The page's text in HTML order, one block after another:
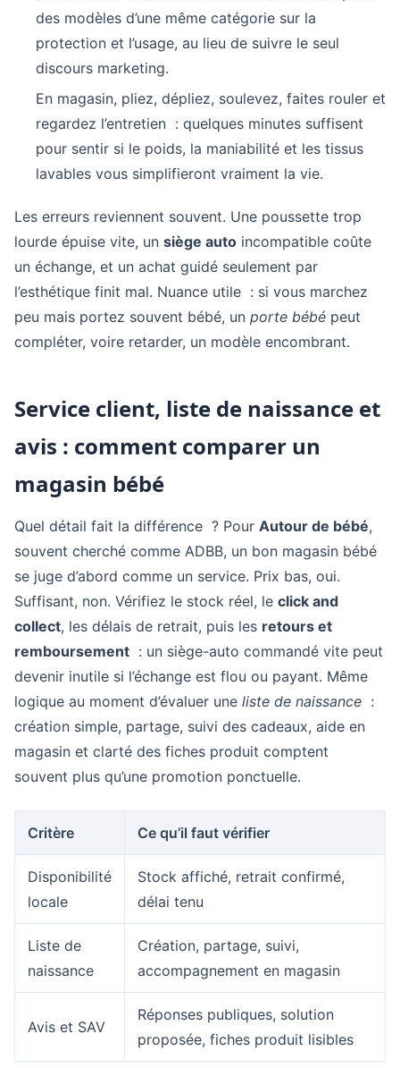
des modèles d’une même catégorie sur la
protection et l’usage, au lieu de suivre le seul
discours marketing.
En magasin, pliez, dépliez, soulevez, faites rouler et
regardez l’entretien : quelques minutes suffisent
pour sentir si le poids, la maniabilité et les tissus
lavables vous simplifieront vraiment la vie.
Les erreurs reviennent souvent. Une poussette trop
lourde épuise vite, un siège auto incompatible coûte
un échange, et un achat guidé seulement par
l’esthétique finit mal. Nuance utile : si vous marchez
peu mais portez souvent bébé, un porte bébé peut
compléter, voire retarder, un modèle encombrant.
Service client, liste de naissance et
avis : comment comparer un
magasin bébé
Quel détail fait la différence ? Pour Autour de bébé,
souvent cherché comme ADBB, un bon magasin bébé
se juge d’abord comme un service. Prix bas, oui.
Suffisant, non. Vérifiez le stock réel, le click and
collect, les délais de retrait, puis les retours et
remboursement : un siège-auto commandé vite peut
devenir inutile si l’échange est flou ou payant. Même
logique au moment d’évaluer une liste de naissance :
création simple, partage, suivi des cadeaux, aide en
magasin et clarté des fiches produit comptent
souvent plus qu’une promotion ponctuelle.
Critère Ce qu’il faut vérifier
Disponibilité
locale
Stock affiché, retrait confirmé,
délai tenu
Liste de
naissance
Création, partage, suivi,
accompagnement en magasin
Avis et SAV
Réponses publiques, solution
proposée, fiches produit lisibles